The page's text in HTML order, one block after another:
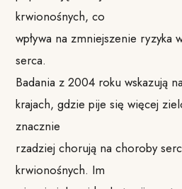
krwionośnych, co
wpływa na zmniejszenie ryzyka
serca.
Badania z 2004 roku wskazują
krajach, gdzie pije się więcej
znacznie
rzadziej chorują na choroby
krwionośnych. Im